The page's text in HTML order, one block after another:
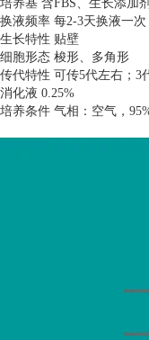
培养基 含FBS、生长添加剂
换液频率 每2-3天换液一次
生长特性 贴壁
细胞形态 梭形、多角形
传代特性 可传5代左右； 3
消化液 0.25%
培养条件 气相：空气，